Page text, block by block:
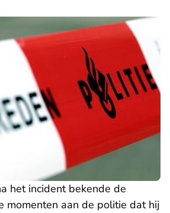
het incident bekende de
momenten aan de politie dat hij